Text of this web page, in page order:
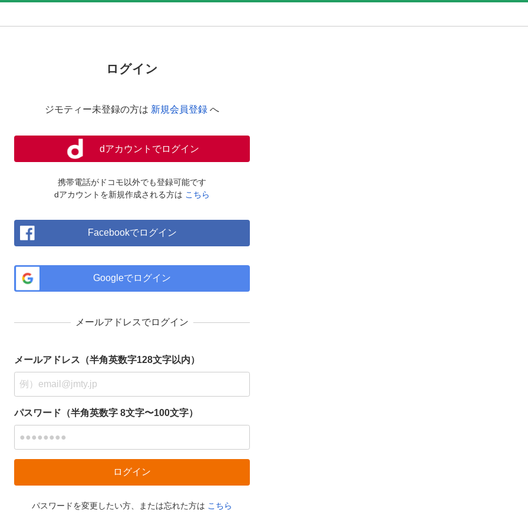
ログイン
ジモティー未登録の方は 新規会員登録 へ
dアカウントでログイン
携帯電話がドコモ以外でも登録可能です
dアカウントを新規作成される方は こちら
Facebookでログイン
Googleでログイン
メールアドレスでログイン
メールアドレス（半角英数字128文字以内）
パスワード（半角英数字 8文字〜100文字）
パスワードを変更したい方、または忘れた方は こちら